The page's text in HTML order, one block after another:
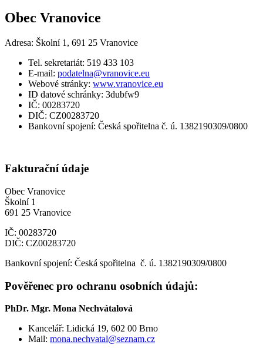
Obec Vranovice
Adresa: Školní 1, 691 25 Vranovice
Tel. sekretariát: 519 433 103
E-mail: podatelna@vranovice.eu
Webové stránky: www.vranovice.eu
ID datové schránky: 3dubfw9
IČ: 00283720
DIČ: CZ00283720
Bankovní spojení: Česká spořitelna č. ú. 1382190309/0800
Fakturační údaje
Obec Vranovice
Školní 1
691 25 Vranovice
IČ: 00283720
DIČ: CZ00283720
Bankovní spojení: Česká spořitelna č. ú. 1382190309/0800
Pověřenec pro ochranu osobních údajů:
PhDr. Mgr. Mona Nechvátalová
Kancelář: Lidická 19, 602 00 Brno
Mail: mona.nechvatal@seznam.cz